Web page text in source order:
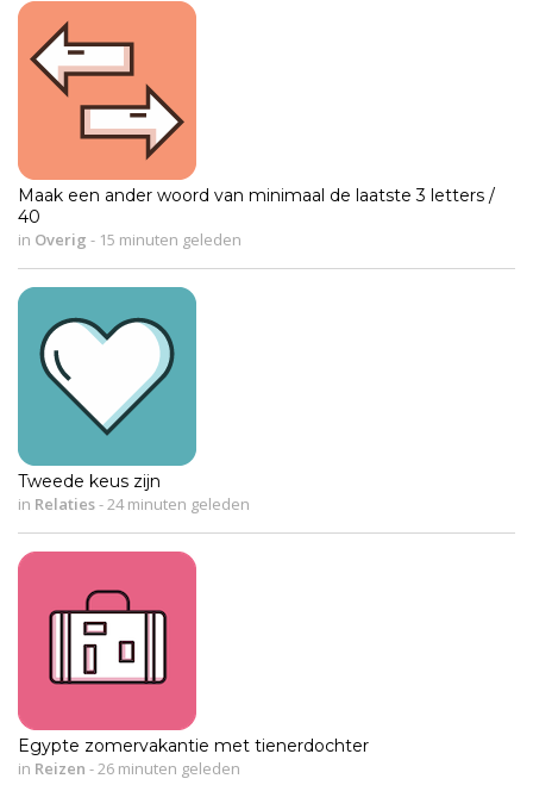
Maak een ander woord van minimaal de laatste 3 letters /
40
in Overig - 15 minuten geleden
Tweede keus zijn
in Relaties- 24 minuten geleden
Egypte zomervakantie met tienerdochter
in Reizen - 26 minuten geleden